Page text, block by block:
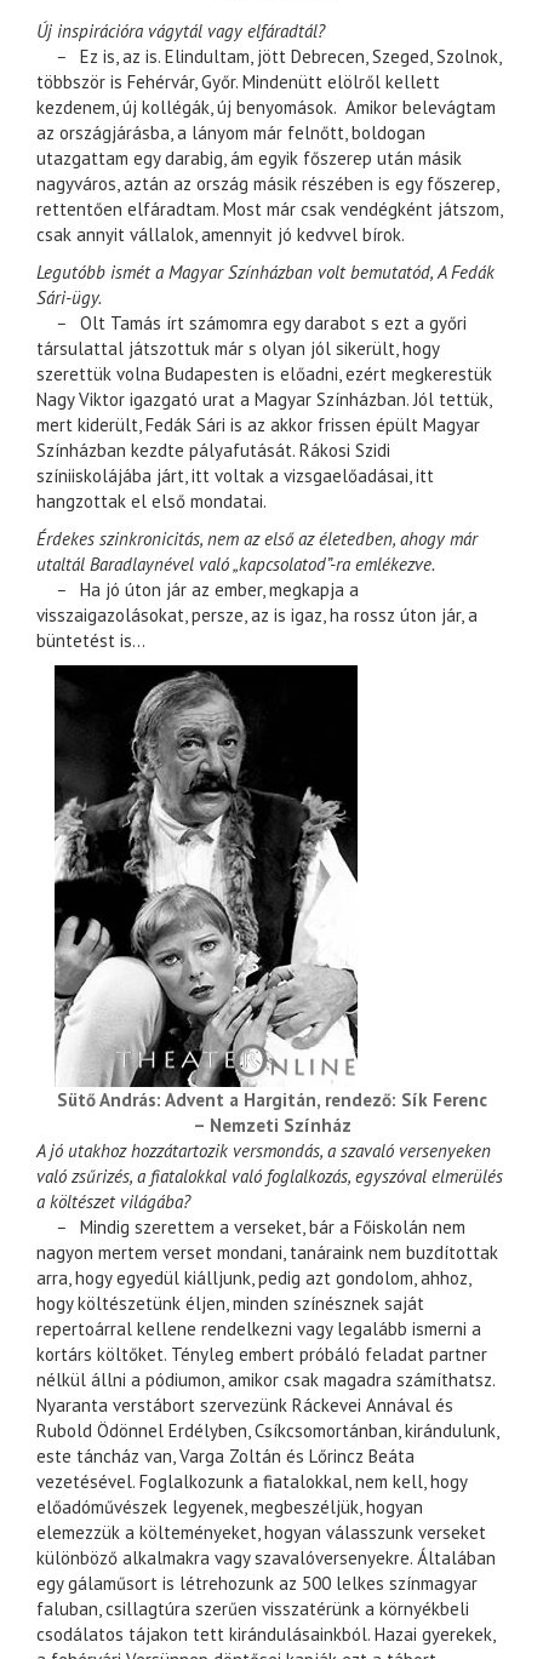
Új inspirációra vágytál vagy elfáradtál?
– Ez is, az is. Elindultam, jött Debrecen, Szeged, Szolnok,
többször is Fehérvár, Győr. Mindenütt elölről kellett
kezdenem, új kollégák, új benyomások. Amikor belevágtam
az országjárásba, a lányom már felnőtt, boldogan
utazgattam egy darabig, ám egyik főszerep után másik
nagyváros, aztán az ország másik részében is egy főszerep,
rettentően elfáradtam. Most már csak vendégként játszom,
csak annyit vállalok, amennyit jó kedvvel bírok.
Legutóbb ismét a Magyar Színházban volt bemutatód, A Fedák
Sári-ügy.
– Olt Tamás írt számomra egy darabot s ezt a győri
társulattal játszottuk már s olyan jól sikerült, hogy
szerettük volna Budapesten is előadni, ezért megkerestük
Nagy Viktor igazgató urat a Magyar Színházban. Jól tettük,
mert kiderült, Fedák Sári is az akkor frissen épült Magyar
Színházban kezdte pályafutását. Rákosi Szidi
színiiskolájába járt, itt voltak a vizsgaelőadásai, itt
hangzottak el első mondatai.
Érdekes szinkronicitás, nem az első az életedben, ahogy már
utaltál Baradlaynével való „kapcsolatod”-ra emlékezve.
– Ha jó úton jár az ember, megkapja a
visszaigazolásokat, persze, az is igaz, ha rossz úton jár, a
büntetést is...
Sütő András: Advent a Hargitán, rendező: Sík Ferenc
– Nemzeti Színház
A jó utakhoz hozzátartozik versmondás, a szavaló versenyeken
való zsűrizés, a fiatalokkal való foglalkozás, egyszóval elmerülés
a költészet világába?
– Mindig szerettem a verseket, bár a Főiskolán nem
nagyon mertem verset mondani, tanáraink nem buzdítottak
arra, hogy egyedül kiálljunk, pedig azt gondolom, ahhoz,
hogy költészetünk éljen, minden színésznek saját
repertoárral kellene rendelkezni vagy legalább ismerni a
kortárs költőket. Tényleg embert próbáló feladat partner
nélkül állni a pódiumon, amikor csak magadra számíthatsz.
Nyaranta verstábort szervezünk Ráckevei Annával és
Rubold Ödönnel Erdélyben, Csíkcsomortánban, kirándulunk,
este táncház van, Varga Zoltán és Lőrincz Beáta
vezetésével. Foglalkozunk a fiatalokkal, nem kell, hogy
előadóművészek legyenek, megbeszéljük, hogyan
elemezzük a költeményeket, hogyan válasszunk verseket
különböző alkalmakra vagy szavalóversenyekre. Általában
egy gálaműsort is létrehozunk az 500 lelkes színmagyar
faluban, csillagtúra szerűen visszatérünk a környékbeli
csodálatos tájakon tett kirándulásainkból. Hazai gyerekek,